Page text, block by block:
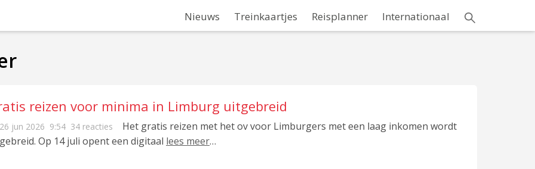
Nieuws Treinkaartjes Reisplanner Internationaal
reizen voor minima in Limburg uitgebreid
26 jun 2026 9:54 34 reacties
Het gratis reizen met het ov voor Limburgers met een laag inkomen wordt
Op 14 juli opent een digitaal lees meer…